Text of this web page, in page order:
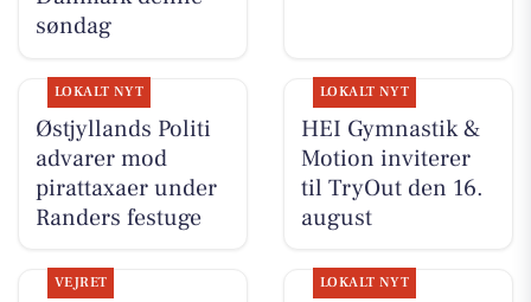
søndag
LOKALT NYT
Østjyllands Politi
advarer mod
pirattaxaer under
Randers festuge
LOKALT NYT
HEI Gymnastik &
Motion inviterer
til TryOut den 16.
august
VEJRET LOKALT NYT